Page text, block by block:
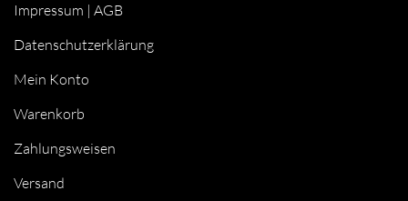
Impressum | AGB
Datenschutzerklärung
Mein Konto
Warenkorb
Zahlungsweisen
Versand